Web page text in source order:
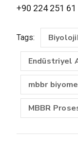
+90 224 251 61
Tags:
Endüstriyel
mbbr
MBBR